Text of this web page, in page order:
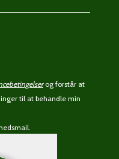
og forstår at
til at behandle min